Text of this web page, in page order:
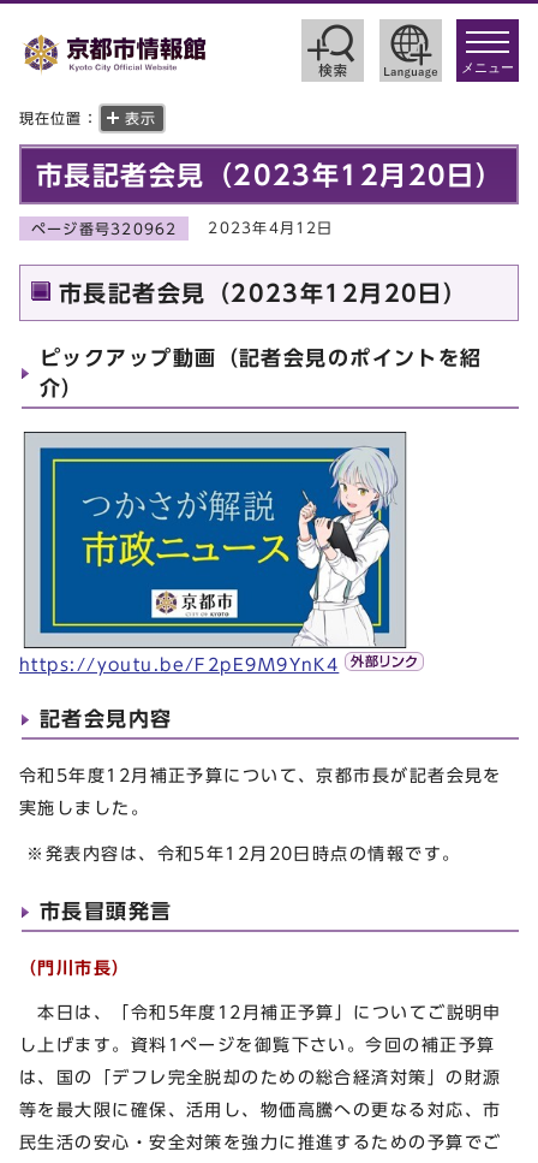
toggle
メニュー
現在位置： 表示
市長記者会見（2023年12月20日）
ページ番号320962 2023年4月12日
市長記者会見（2023年12月20日）
ピックアップ動画（記者会見のポイントを紹
介）
https://youtu.be/F2pE9M9YnK4
記者会見内容
令和5年度12月補正予算について、京都市長が記者会見を
実施しました。
※発表内容は、令和5年12月20日時点の情報です。
市長冒頭発言
（門川市長）
本日は、「令和5年度12月補正予算」についてご説明申
し上げます。資料1ページを御覧下さい。今回の補正予算
は、国の「デフレ完全脱却のための総合経済対策」の財源
等を最大限に確保、活用し、物価高騰への更なる対応、市
民生活の安心・安全対策を強力に推進するための予算でご